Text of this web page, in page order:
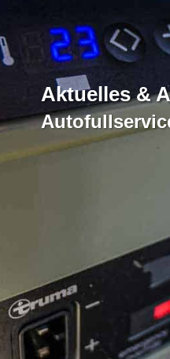
Aktuelles &